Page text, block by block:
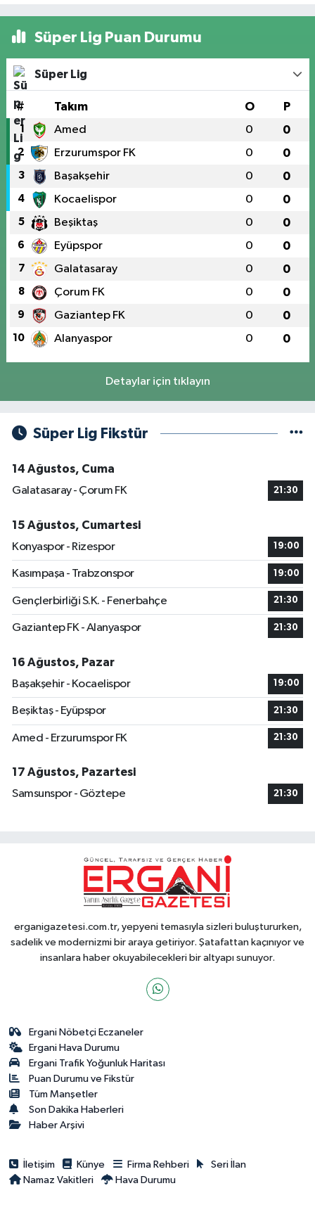
Süper Lig Puan Durumu
Süper Lig
# Takım O P
1 Amed 0 0
2 Erzurumspor FK 0 0
3 Başakşehir 0 0
4 Kocaelispor 0 0
5 Beşiktaş 0 0
6 Eyüpspor 0 0
7 Galatasaray 0 0
8 Çorum FK 0 0
9 Gaziantep FK 0 0
10 Alanyaspor 0 0
Detaylar için tıklayın
Süper Lig Fikstür
14 Ağustos, Cuma
Galatasaray - Çorum FK
21:30
15 Ağustos, Cumartesi
Konyaspor - Rizespor
19:00
Kasımpaşa - Trabzonspor 19:00
Gençlerbirliği S.K. - Fenerbahçe 21:30
Gaziantep FK - Alanyaspor 21:30
16 Ağustos, Pazar
Başakşehir - Kocaelispor
19:00
Beşiktaş - Eyüpspor 21:30
Amed - Erzurumspor FK 21:30
17 Ağustos, Pazartesi
Samsunspor - Göztepe
21:30
erganigazetesi.com.tr, yepyeni temasıyla sizleri buluştururken,
sadelik ve modernizmi bir araya getiriyor. Şatafattan kaçınıyor ve
insanlara haber okuyabilecekleri bir altyapı sunuyor.
Ergani Nöbetçi Eczaneler
Ergani Hava Durumu
Ergani Trafik Yoğunluk Haritası
Puan Durumu ve Fikstür
Tüm Manşetler
Son Dakika Haberleri
Haber Arşivi
İletişim Künye Firma Rehberi
Seri İlan
Namaz Vakitleri
Hava Durumu